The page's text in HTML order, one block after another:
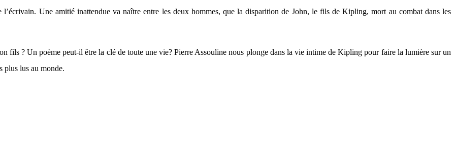
l’écrivain. Une amitié inattendue va naître entre les deux hommes, que la disparition de John, le fils de Kipling, mort au combat dans les
fils ? Un poème peut-il être la clé de toute une vie? Pierre Assouline nous plonge dans la vie intime de Kipling pour faire la lumière sur un
plus lus au monde.